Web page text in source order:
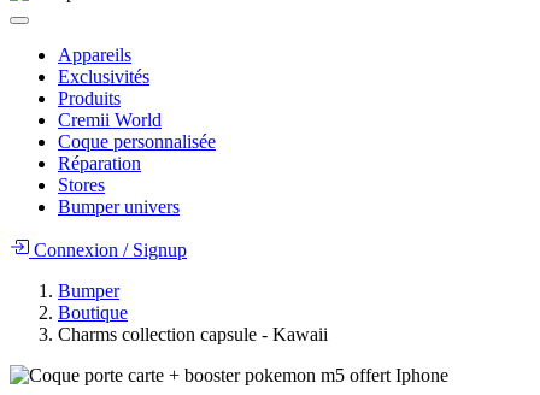
Appareils
Exclusivités
Produits
Cremii World
Coque personnalisée
Réparation
Stores
Bumper univers
Connexion /Signup
Bumper
Boutique
Charms collection capsule - Kawaii